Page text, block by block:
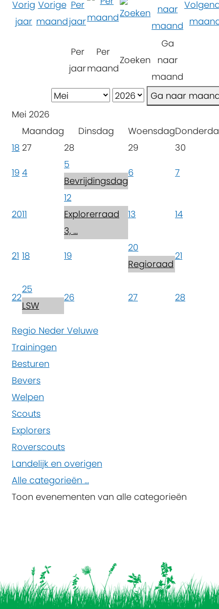
Per
jaar
Per
maand
Zoeken
Ga
naar
maand
Ga naar
Mei 2026
Maandag
Dinsdag Woensdag
18 27 28 29 30
19 4
5
Bevrijdingsdag
6 7
2011
12
Explorerraad
3, ...
13 14
21 18 19
20
Regioraad
21
22
25
LSW
26 27 28
Regio Neder Veluwe
Trainingen
Besturen
Bevers
Welpen
Scouts
Explorers
Roverscouts
Landelijk en overigen
Alle categorieën ...
Toon evenementen van alle categorieën